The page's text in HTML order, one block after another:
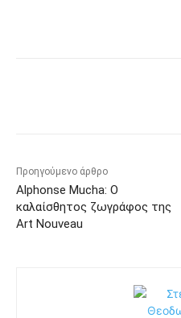
Προηγούμενο άρθρο
Alphonse Mucha: Ο
καλαίσθητος ζωγράφος της
Art Nouveau